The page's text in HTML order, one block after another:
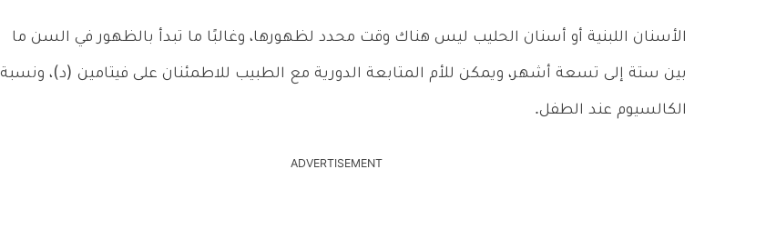
الأسنان اللبنية أو أسنان الحليب ليس هناك وقت محدد لظهورها، وغالبًا ما تبدأ بالظهور في السن ما
بين ستة إلى تسعة أشهر، ويمكن للأم المتابعة الدورية مع الطبيب للاطمئنان على فيتامين (د)، ونسبة
الكالسيوم عند الطفل.
ADVERTISEMENT